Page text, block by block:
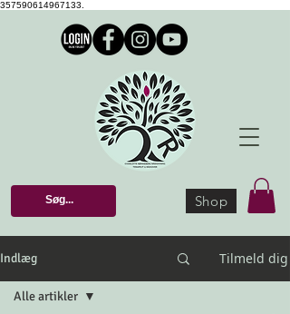
357590614967133.
Shop
Indlæg Tilmeld dig
Alle artikler